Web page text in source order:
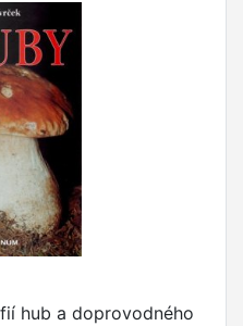
hub a doprovodného